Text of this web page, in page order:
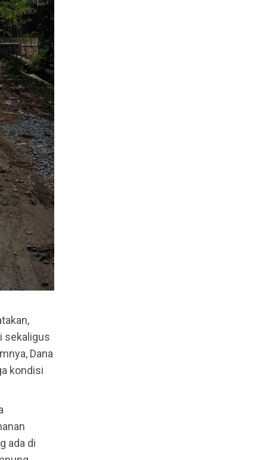
sekaligus
Dana
kondisi
ada di